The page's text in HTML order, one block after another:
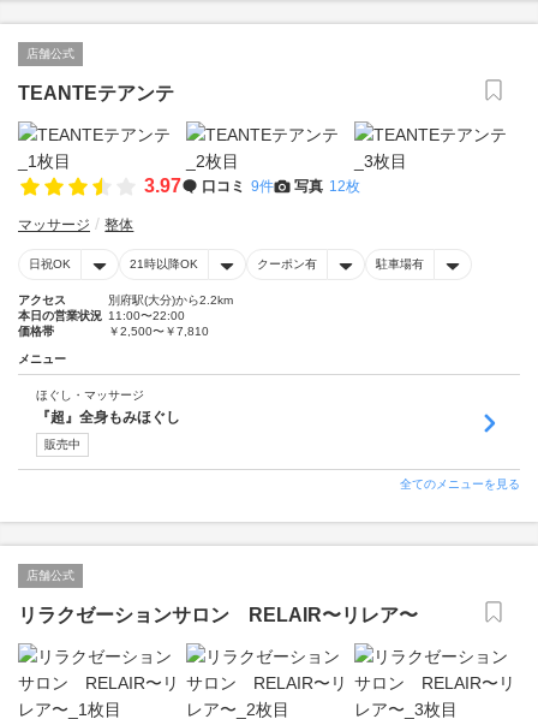
店舗公式
TEANTEテアンテ
3.97 口コミ 9件 写真 12枚
マッサージ 整体
日祝OK 21時以降OK クーポン有 駐車場有
アクセス
別府駅(大分)から2.2km
本日の営業状況 11:00〜22:00
価格帯
￥2,500〜￥7,810
メニュー
ほぐし・マッサージ
『超』全身もみほぐし
販売中
全てのメニューを見る
店舗公式
リラクゼーションサロン RELAIR〜リレア〜